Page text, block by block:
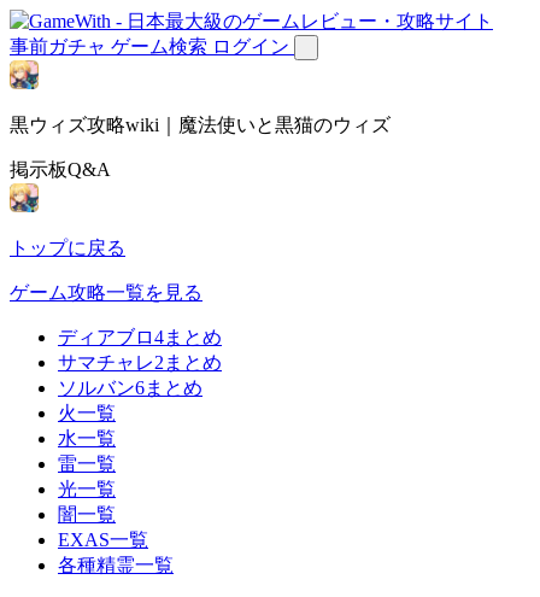
事前ガチャ ゲーム検索 ログイン
黒ウィズ攻略wiki｜魔法使いと黒猫のウィズ
掲示板Q&A
トップに戻る
ゲーム攻略一覧を見る
ディアブロ4まとめ
サマチャレ2まとめ
ソルバン6まとめ
火一覧
水一覧
雷一覧
光一覧
闇一覧
EXAS一覧
各種精霊一覧